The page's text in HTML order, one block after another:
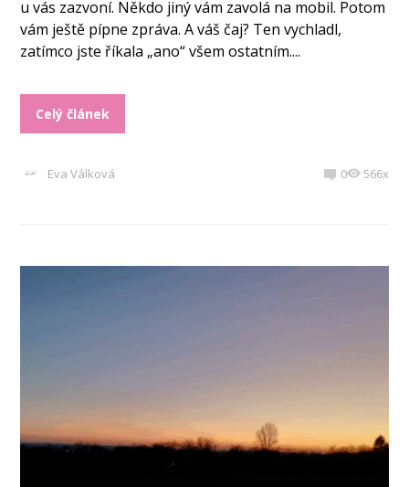
u vás zazvoní. Někdo jiný vám zavolá na mobil. Potom
vám ještě pípne zpráva. A váš čaj? Ten vychladl,
zatímco jste říkala „ano“ všem ostatním....
Celý článek
Eva Válková 0 566x